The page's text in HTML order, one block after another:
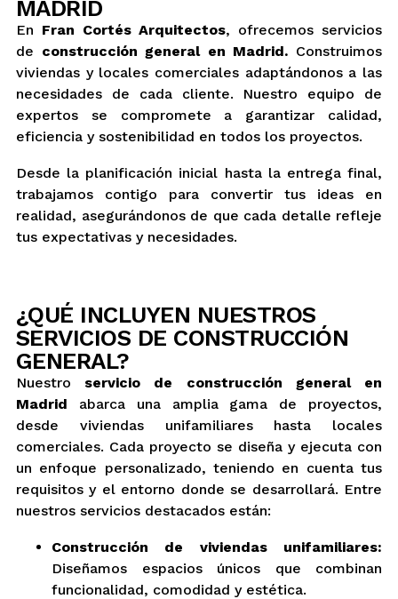
MADRID
En Fran Cortés Arquitectos, ofrecemos servicios
de construcción general en Madrid. Construimos
viviendas y locales comerciales adaptándonos a las
necesidades de cada cliente. Nuestro equipo de
expertos se compromete a garantizar calidad,
eficiencia y sostenibilidad en todos los proyectos.
Desde la planificación inicial hasta la entrega final,
trabajamos contigo para convertir tus ideas en
realidad, asegurándonos de que cada detalle refleje
tus expectativas y necesidades.
¿QUÉ INCLUYEN NUESTROS
SERVICIOS DE CONSTRUCCIÓN
GENERAL?
Nuestro servicio de construcción general en
Madrid abarca una amplia gama de proyectos,
desde viviendas unifamiliares hasta locales
comerciales. Cada proyecto se diseña y ejecuta con
un enfoque personalizado, teniendo en cuenta tus
requisitos y el entorno donde se desarrollará. Entre
nuestros servicios destacados están:
Construcción de viviendas unifamiliares:
Diseñamos espacios únicos que combinan
funcionalidad, comodidad y estética.